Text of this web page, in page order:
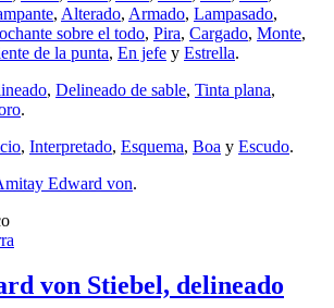
, Alterado, Armado, Lampasado,
sobre el todo, Pira, Cargado, Monte,
de la punta, En jefe y Estrella.
, Delineado de sable, Tinta plana,
.
, Interpretado, Esquema, Boa y Escudo.
Edward von.
von Stiebel, delineado